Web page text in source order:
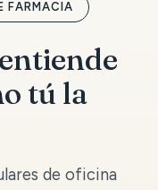
FARMACIA
tú la
de oficina